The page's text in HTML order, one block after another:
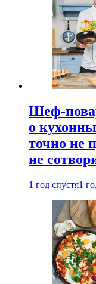
Шеф-
о
точно не
не
1 год спустя1